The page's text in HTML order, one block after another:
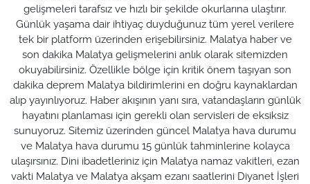
gelişmeleri tarafsız ve hızlı bir şekilde okurlarına ulaştırır.
Günlük yaşama dair ihtiyaç duyduğunuz tüm yerel verilere
tek bir platform üzerinden erişebilirsiniz. Malatya haber ve
son dakika Malatya gelişmelerini anlık olarak sitemizden
okuyabilirsiniz. Özellikle bölge için kritik önem taşıyan son
dakika deprem Malatya bildirimlerini en doğru kaynaklardan
alıp yayınlıyoruz. Haber akışının yanı sıra, vatandaşların günlük
hayatını planlaması için gerekli olan servisleri de eksiksiz
sunuyoruz. Sitemiz üzerinden güncel Malatya hava durumu
ve Malatya hava durumu 15 günlük tahminlerine kolayca
ulaşırsınız. Dini ibadetleriniz için Malatya namaz vakitleri, ezan
vakti Malatya ve Malatya akşam ezanı saatlerini Diyanet İşleri